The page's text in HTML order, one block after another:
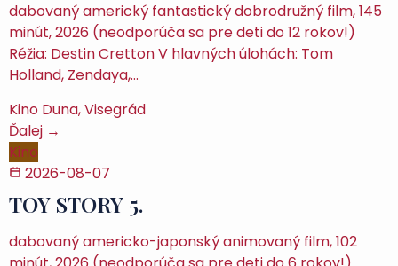
dabovaný americký fantastický dobrodružný film, 145
minút, 2026 (neodporúča sa pre deti do 12 rokov!)
Réžia: Destin Cretton V hlavných úlohách: Tom
Holland, Zendaya,…
Kino Duna, Visegrád
Ďalej →
Kino
2026-08-07
TOY STORY 5.
dabovaný americko-japonský animovaný film, 102